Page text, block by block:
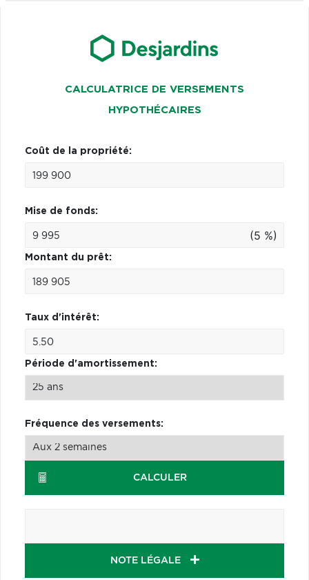
CALCULATRICE DE VERSEMENTS
HYPOTHÉCAIRES
Coût de la propriété:
Mise de fonds:
(5 %)
Montant du prêt:
Taux d'intérêt:
Période d'amortissement:
Fréquence des versements:
CALCULER
NOTE LÉGALE